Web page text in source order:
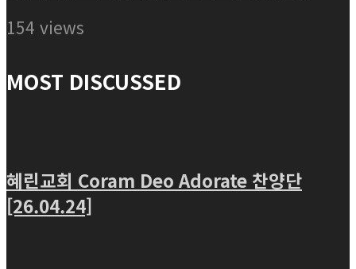
154 views
MOST DISCUSSED
혜린교회 Coram Deo Adorate 찬양단
[26.04.24]